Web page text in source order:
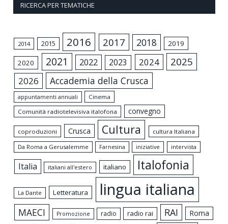
RICERCA PER TEMATICHE
2014 2015 2016 2017 2018 2019
2020 2021 2022 2023 2024 2025
2026 Accademia della Crusca
appuntamenti annuali
Cinema
Comunità radiotelevisiva italofona
convegno
coproduzioni Crusca Cultura
cultura Italiana
Da Roma a Gerusalemme
Farnesina iniziative intervista
Italia italiani all'estero italiano Italofonia
La Dante Letteratura lingua italiana
MAECI Promozione radio radio rai RAI
Roma